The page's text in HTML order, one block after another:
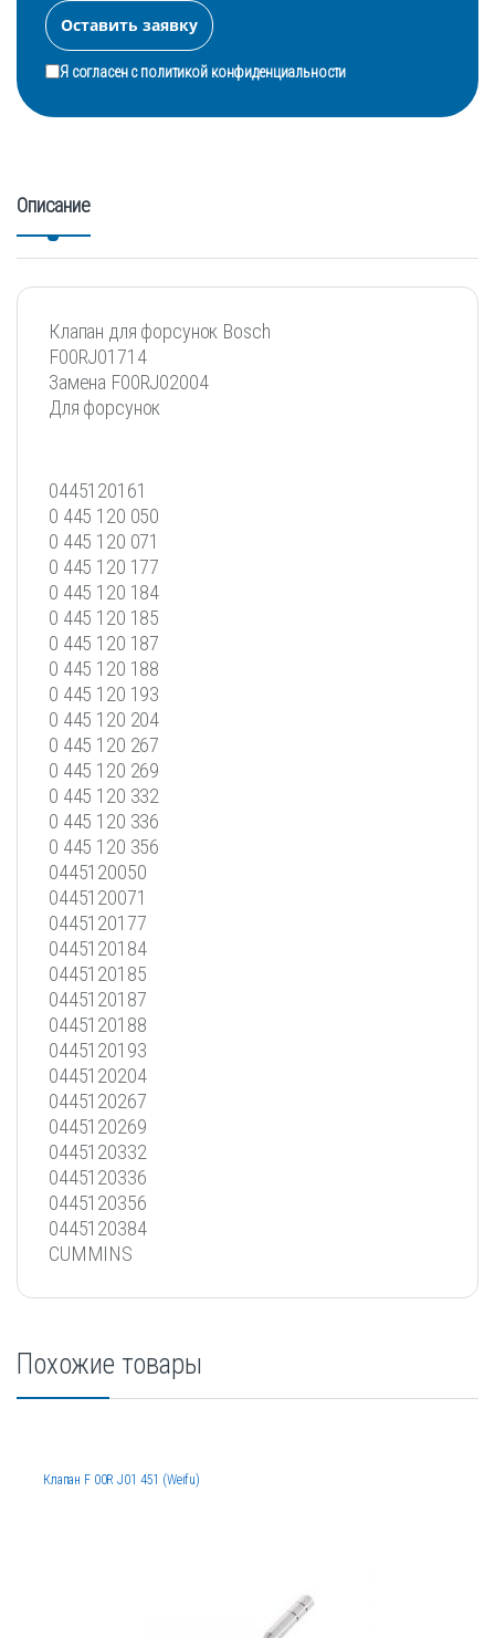
Я согласен сполитикой конфиденциальности
Описание
Клапан для форсунок Bosch
F00RJ01714
Замена F00RJ02004
Для форсунок
0445120161
0 445 120 050
0 445 120 071
0 445 120 177
0 445 120 184
0 445 120 185
0 445 120 187
0 445 120 188
0 445 120 193
0 445 120 204
0 445 120 267
0 445 120 269
0 445 120 332
0 445 120 336
0 445 120 356
0445120050
0445120071
0445120177
0445120184
0445120185
0445120187
0445120188
0445120193
0445120204
0445120267
0445120269
0445120332
0445120336
0445120356
0445120384
CUMMINS
Похожие товары
Клапан F 00R J01 451 (Weifu)